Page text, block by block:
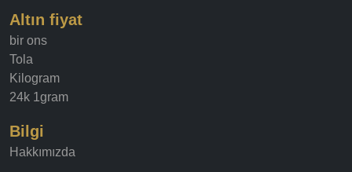
Altın fiyat
bir ons
Tola
Kilogram
24k 1gram
Bilgi
Hakkımızda